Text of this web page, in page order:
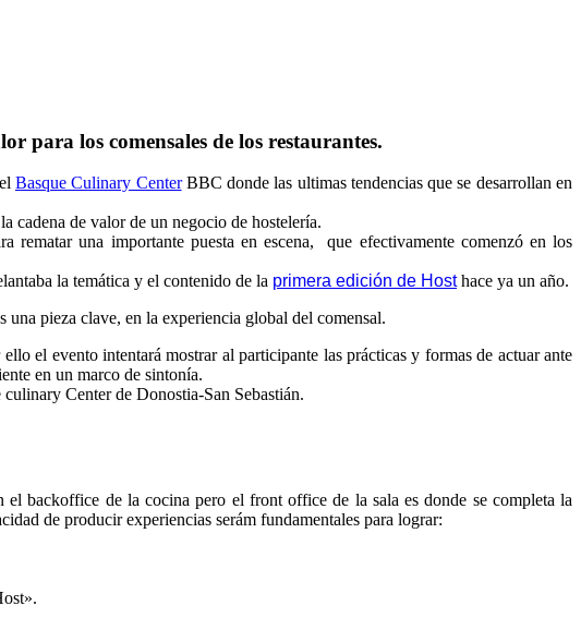
para los comensales de los restaurantes.
Basque Culinary CenterBBC donde las ultimas tendencias que se desarrollan en
cadena de valor de un negocio de hostelería.
una importante puesta en escena, que efectivamente comenzó en los
la temática y el contenido de la primera edición de Hosthace ya un año.
pieza clave, en la experiencia global del comensal.
el evento intentará mostrar al participante las prácticas y formas de actuar ante
en un marco de sintonía.
Center de Donostia-San Sebastián.
backoffice de la cocina pero el front office de la sala es donde se completa la
de producir experiencias serám fundamentales para lograr: